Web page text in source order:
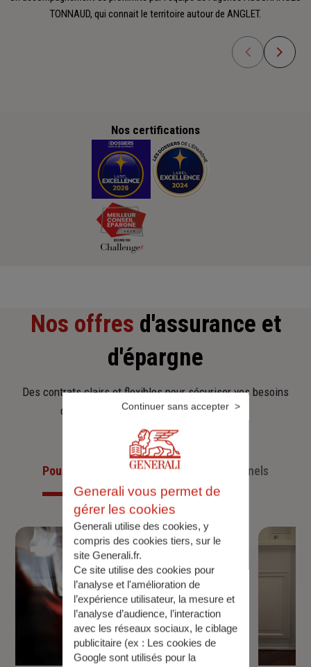
TONNAUD, qui connait le territoire autour de ANGLET.
Nos certifications
Nos offres d'assurance et
d'épargne
Des contrats clairs et flexibles pour sécuriser vos besoins
d’aujourd’hui et anticiper ceux de demain.
Pour les particuliersPour les professionnels
Generali vous permet de
gérer les cookies
Generali utilise des cookies, y
compris des cookies tiers, sur le
site Generali.fr.
Ce site utilise des cookies pour
l’analyse et l'amélioration de
l’expérience utilisateur, la mesure et
l’analyse d’audience, l’interaction
avec les réseaux sociaux, le ciblage
publicitaire (ex : Les cookies de
Google sont utilisés pour la
Continuer sans accepter